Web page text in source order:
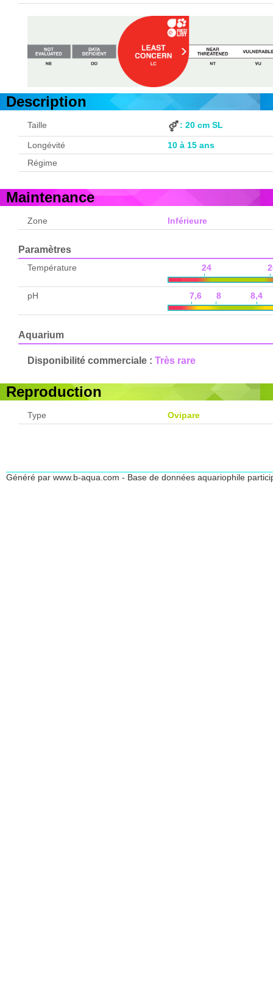
Description
Taille : 20 cm SL
Longévité
10 à 15 ans
Régime
Maintenance
Zone Inférieure
Paramètres
Température 24
pH 7,6 8 8,4
Aquarium
Disponibilité commerciale : Très rare
Reproduction
Type Ovipare
Généré par www.b-aqua.com - Base de données aquariophile